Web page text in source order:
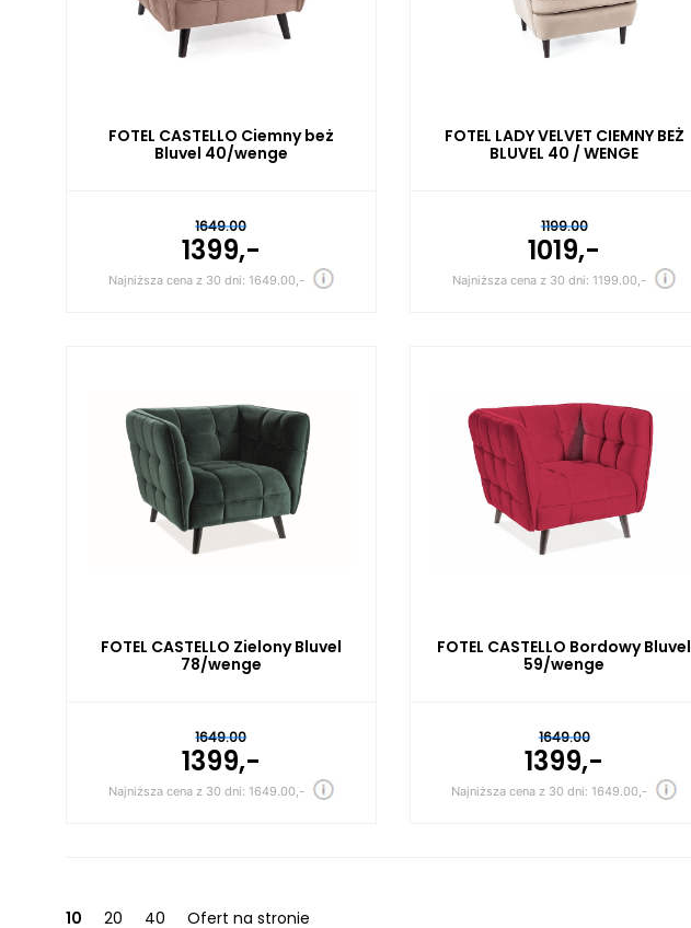
FOTEL CASTELLO Ciemny beż
Bluvel 40/wenge
1649.00
1399,-
Najniższa cena z 30 dni: 1649.00,-
FOTEL LADY VELVET CIEMNY BEŻ
BLUVEL 40 / WENGE
1199.00
1019,-
Najniższa cena z 30 dni: 1199.00,-
FOTEL CASTELLO Zielony Bluvel
78/wenge
1649.00
1399,-
Najniższa cena z 30 dni: 1649.00,-
FOTEL CASTELLO Bordowy Bluvel
59/wenge
1649.00
1399,-
Najniższa cena z 30 dni: 1649.00,-
10 20 40 Ofert na stronie